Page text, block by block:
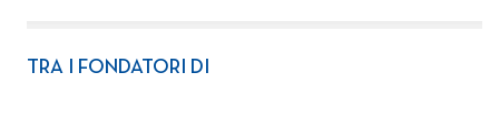
TRA I FONDATORI DI